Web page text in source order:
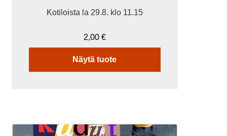
Kotiloista la 29.8. klo 11.15
2,00 €
Näytä tuote